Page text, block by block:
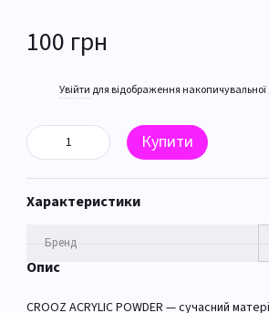
100 грн
Увійти для відображення
Купити
Характеристики
Бренд
Опис
CROOZ ACRYLIC POWDER — сучасний